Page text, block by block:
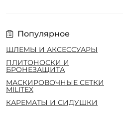
Популярное
ШЛЕМЫ И АКСЕССУАРЫ
ПЛИТОНОСКИ И
БРОНЕЗАЩИТА
МАСКИРОВОЧНЫЕ СЕТКИ
MILITEX
КАРЕМАТЫ И СИДУШКИ